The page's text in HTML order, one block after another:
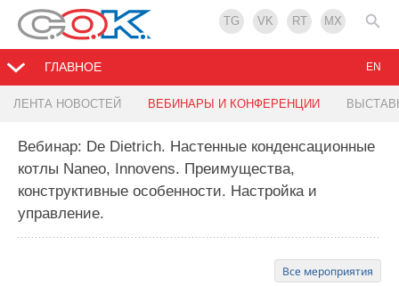
TG VK RT MX
ГЛАВНОЕ
ЛЕНТА НОВОСТЕЙ ВЕБИНАРЫ И КОНФЕРЕНЦИИ
EN
Вебинар: De Dietrich. Настенные конденсационные
котлы Naneo, Innovens. Преимущества,
конструктивные особенности. Настройка и
управление.
Все мероприятия